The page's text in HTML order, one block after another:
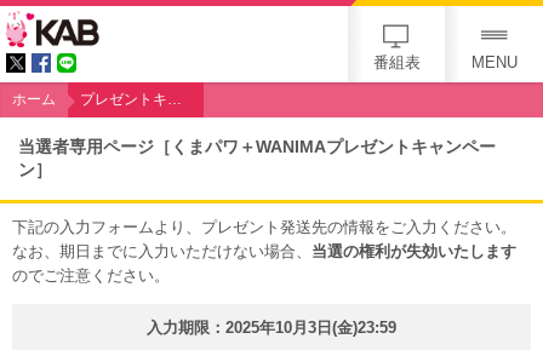
番組表 MENU
ホーム プレゼントキャンペーン［くまパワ＋WANIMA］
当選者専用ページ［くまパワ＋WANIMAプレゼントキャンペー
ン］
下記の入力フォームより、プレゼント発送先の情報をご入力ください。
なお、期日までに入力いただけない場合、 当選の権利が失効いたします
のでご注意ください。
入力期限：2025年10月3日(金)23:59